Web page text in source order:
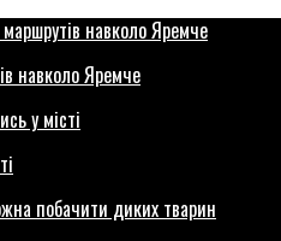
навколо Яремче